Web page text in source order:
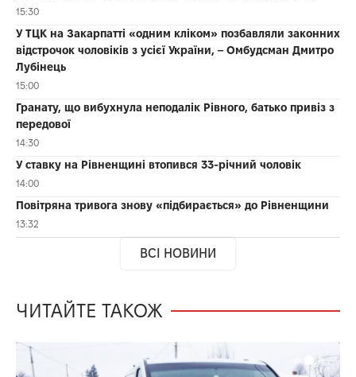
15:30
У ТЦК на Закарпатті «одним кліком» позбавляли законних
відстрочок чоловіків з усієї України, – Омбудсман Дмитро
Лубінець
15:00
Гранату, що вибухнула неподалік Рівного, батько привіз з
передової
14:30
У ставку на Рівненщині втопився 33-річний чоловік
14:00
Повітряна тривога знову «підбирається» до Рівненщини
13:32
ВСІ НОВИНИ
ЧИТАЙТЕ ТАКОЖ